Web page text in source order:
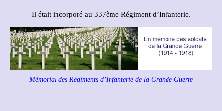
Il était incorporé au 337ème Régiment d’Infanterie.
Mémorial des Régiments d’Infanterie de la Grande Guerre